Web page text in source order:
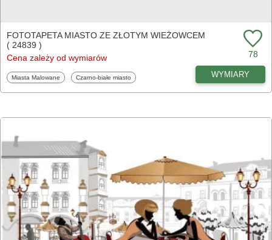
FOTOTAPETA MIASTO ZE ZŁOTYM WIEŻOWCEM
( 24839 )
Cena zależy od wymiarów
78
Fototapety
Miasta Malowane Fototapety
Czarno-białe miasto WYMIARY